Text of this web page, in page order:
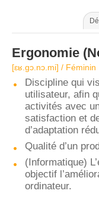
Ergonomie
[ɛʁ.ɡɔ.nɔ.mi] / Féminin
Discipline qui
utilisateur, afin
activités avec
satisfaction et
d’adaptation
Qualité d’un
(Informatique)
objectif
ordinateur.